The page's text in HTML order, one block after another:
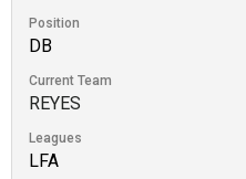
Position
DB
Current Team
REYES
Leagues
LFA